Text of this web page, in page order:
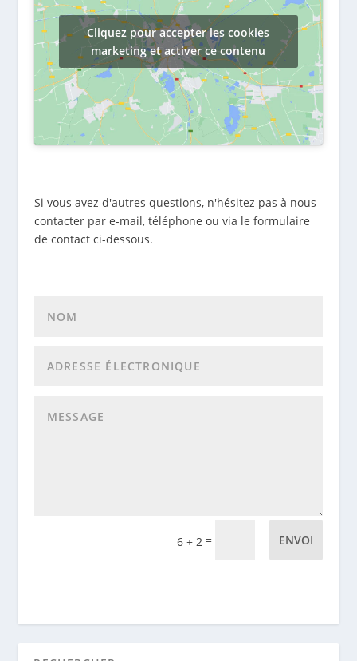
Cliquez pour accepter les cookies
marketing et activer ce contenu
Si vous avez d'autres questions, n'hésitez pas à nous
contacter par e-mail, téléphone ou via le formulaire
de contact ci-dessous.
6 + 2 = ENVOI